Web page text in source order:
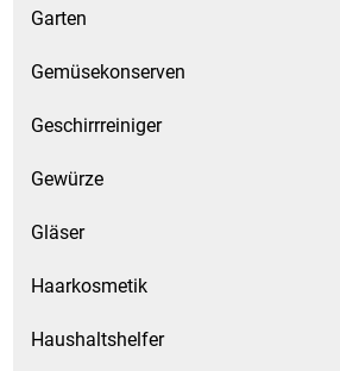
Garten
Gemüsekonserven
Geschirrreiniger
Gewürze
Gläser
Haarkosmetik
Haushaltshelfer